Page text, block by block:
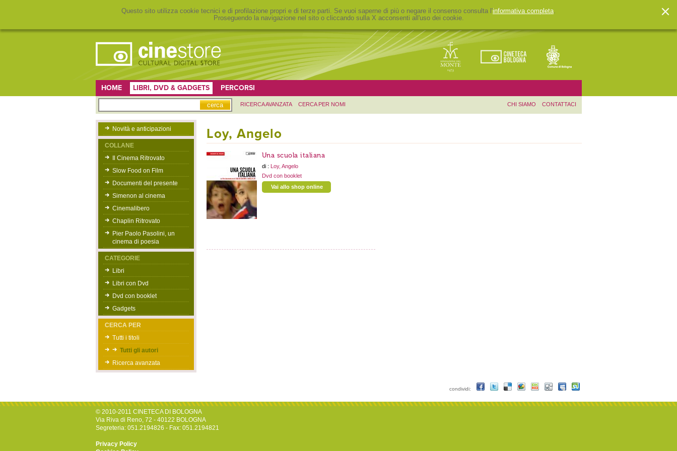
Questo sito utilizza cookie tecnici e di profilazione propri e di terze parti. Se vuoi saperne di più o negare il consenso consulta l'informativa completa.
Proseguendo la navigazione nel sito o cliccando sulla X acconsenti all'uso dei cookie.
HOME LIBRI, DVD & GADGETS PERCORSI
RICERCA AVANZATA CERCA PER NOMI CHI SIAMO CONTATTACI
Novità e anticipazioni
COLLANE
Il Cinema Ritrovato
Slow Food on Film
Documenti del presente
Simenon al cinema
Cinemalibero
Chaplin Ritrovato
Pier Paolo Pasolini, un
cinema di poesia
CATEGORIE
Libri
Libri con Dvd
Dvd con booklet
Gadgets
CERCA PER
Tutti i titoli
Tutti gli autori
Ricerca avanzata
Loy, Angelo
Una scuola italiana
di : Loy, Angelo
Dvd con booklet
Vai allo shop online
condividi:
© 2010-2011 CINETECA DI BOLOGNA
Via Riva di Reno, 72 - 40122 BOLOGNA
Segreteria: 051.2194826 - Fax: 051.2194821
Privacy Policy